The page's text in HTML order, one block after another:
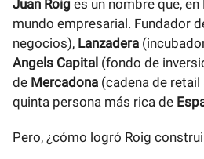
Juan Roig es un nombre que, en
mundo empresarial. Fundador
negocios), Lanzadera
Angels Capital (fondo de
de Mercadona (cadena de retail
quinta persona más rica de
Pero, ¿cómo logró Roig